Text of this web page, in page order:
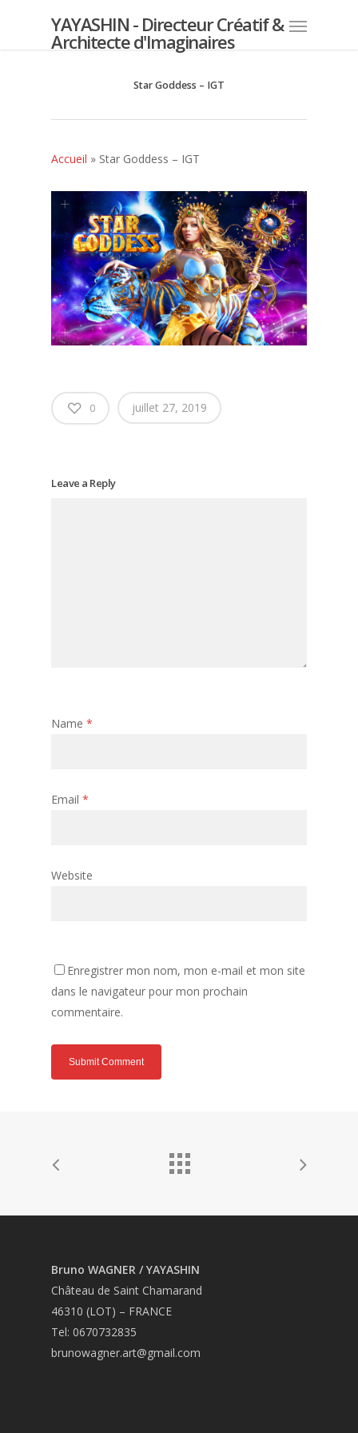
YAYASHIN - Directeur Créatif &
Architecte d'Imaginaires
Star Goddess – IGT
Accueil » Star Goddess – IGT
0 juillet 27, 2019
Leave a Reply
Name *
Email *
Website
Enregistrer mon nom, mon e-mail et mon site
dans le navigateur pour mon prochain
commentaire.
Bruno WAGNER / YAYASHIN
Château de Saint Chamarand
46310 (LOT) – FRANCE
Tel: 0670732835
brunowagner.art@gmail.com